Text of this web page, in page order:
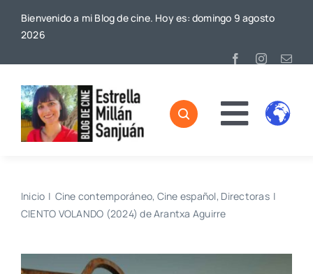
Bienvenido a mi Blog de cine. Hoy es: domingo 9 agosto
2026
Sobre mí
Inicio Cine contemporáneo Cine español Directoras
CIENTO VOLANDO (2024) de Arantxa Aguirre